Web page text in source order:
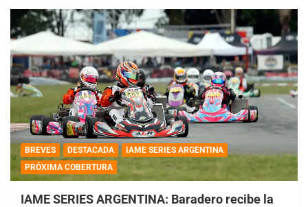
BREVES DESTACADA
IAME SERIES ARGENTINA
PRÓXIMA COBERTURA
IAME SERIES ARGENTINA: Baradero recibe la